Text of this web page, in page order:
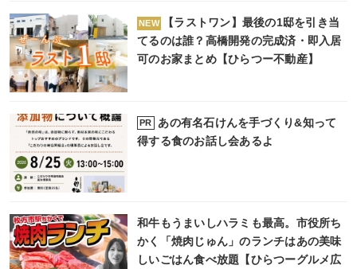
NEW
【ラストワン】最後の1邸を引き当
てるのは誰？高橋開発の完成済・即入居
可のお家まとめ【ひらつー不動産】
PR
あの有名石けんを手づくり&知って
得する食のお話し会あるよ
和牛もうまいしハラミも最高。市役所ち
かく「焼肉じゅん」のランチはあの美味
しいごはん食べ放題【ひらつーグルメ広